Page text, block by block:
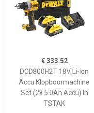
€ 333.52
DCD800H2T 18V Li-ion
Accu Klopboormachine
Set (2x 5.0Ah Accu) In
TSTAK